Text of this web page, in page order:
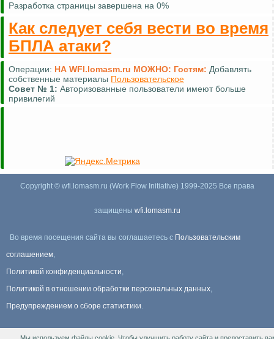
Разработка страницы завершена на 0%
Как следует себя вести во время
БПЛА атаки?
Операции: НА WFI.lomasm.ru МОЖНО: Гостям: Добавлять
собственные материалы Пользовательское
Совет № 1: Авторизованные пользователи имеют больше
привилегий
Copyright © wfi.lomasm.ru (Work Flow Initiative) 1999-2025 Все права
защищены wfi.lomasm.ru
Во время посещения сайта вы соглашаетесь с Пользовательским
соглашением,
Политикой конфиденциальности,
Политикой в отношении обработки персональных данных,
Предупреждением о сборе статистики.